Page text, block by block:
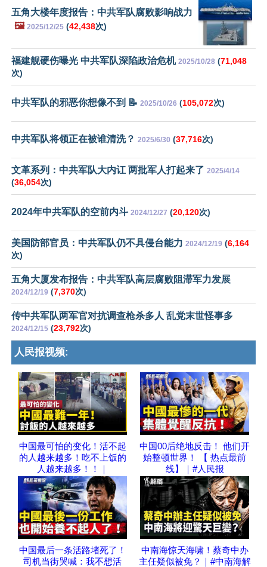
五角大楼年度报告：中共军队腐败影响战力
🖼️ 2025/12/25 (42,438次)
福建舰硬伤曝光 中共军队深陷政治危机 2025/10/28 (71,048
次)
中共军队的邪恶你想像不到 📝 2025/10/26 (105,072次)
中共军队将领正在被谁清洗？ 2025/6/30 (37,716次)
文革系列：中共军队大内讧 两批军人打起来了 2025/4/14
(36,054次)
2024年中共军队的空前内斗 2024/12/27 (20,120次)
美国防部官员：中共军队仍不具侵台能力 2024/12/19 (6,164
次)
五角大厦发布报告：中共军队高层腐败阻滞军力发展
2024/12/19 (7,370次)
传中共军队两军官对抗调查枪杀多人 乱党末世怪事多
2024/12/15 (23,792次)
人民报视频:
中国最可怕的变化！活不起
的人越来越多！吃不上饭的
人越来越多！！｜
中国00后绝地反击！ 他们开
始整顿世界！ 【 热点最前
线】｜#人民报
中国最后一条活路堵死了！
司机当街哭喊：我不想活
中南海惊天海啸！蔡奇中办
主任疑似被免？｜#中南海解